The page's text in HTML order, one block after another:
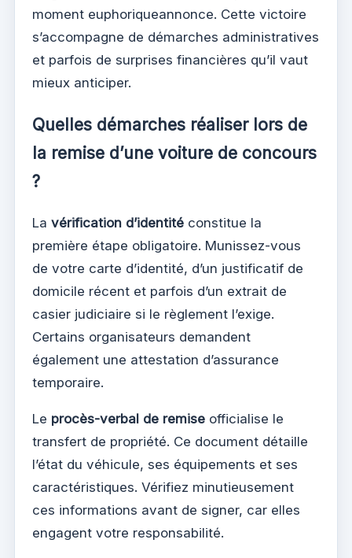
moment euphoriqueannonce. Cette victoire
s’accompagne de démarches administratives
et parfois de surprises financières qu’il vaut
mieux anticiper.
Quelles démarches réaliser lors de
la remise d’une voiture de concours
?
La vérification d’identité constitue la
première étape obligatoire. Munissez-vous
de votre carte d’identité, d’un justificatif de
domicile récent et parfois d’un extrait de
casier judiciaire si le règlement l’exige.
Certains organisateurs demandent
également une attestation d’assurance
temporaire.
Le procès-verbal de remise officialise le
transfert de propriété. Ce document détaille
l’état du véhicule, ses équipements et ses
caractéristiques. Vérifiez minutieusement
ces informations avant de signer, car elles
engagent votre responsabilité.